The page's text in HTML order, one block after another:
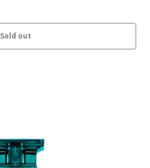
Sold out